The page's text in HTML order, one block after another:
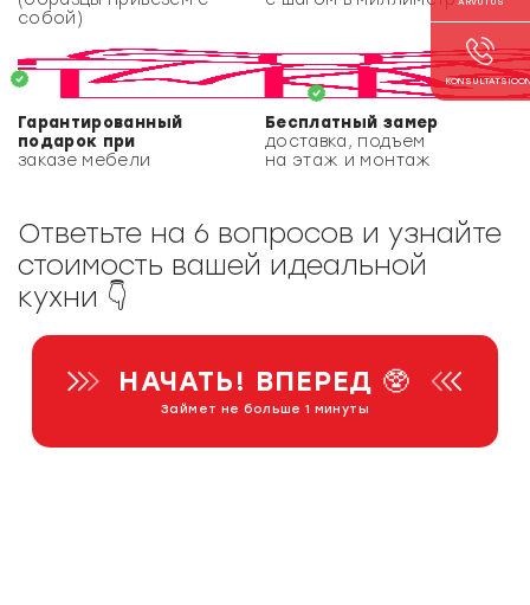
собой)
Гарантированный
подарок при
заказе мебели
Бесплатный замер
доставка, подъем
на этаж и монтаж
Ответьте на 6 вопросов и узнайте
стоимость вашей идеальной
кухни 👇
НАЧАТЬ! ВПЕРЕД 🥸
Займет не больше 1 минуты